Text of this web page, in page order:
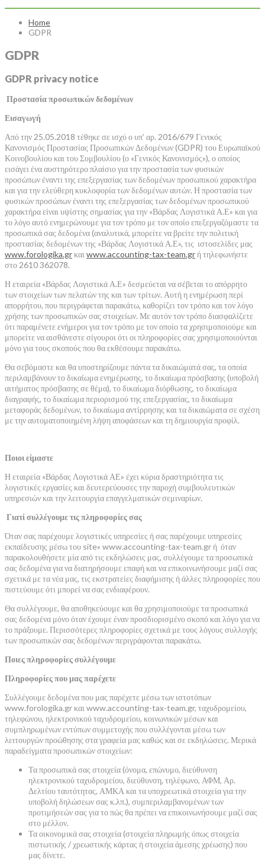
Home
GDPR
GDPR
GDPR privacy notice
Προστασία προσωπικών δεδομένων
Εισαγωγή
Από την 25.05.2018 τέθηκε σε ισχύ ο υπ’ αρ. 2016/679 Γενικός
Κανονισμός Προστασίας Προσωπικών Δεδομένων (GDPR) του Ευρωπαϊκού
Κοινοβουλίου και του Συμβουλίου (ο «Γενικός Κανονισμός»), ο οποίος
εισάγει ένα αυστηρότερο πλαίσιο για την προστασία των φυσικών
προσώπων έναντι της επεξεργασίας των δεδομένων προσωπικού χαρακτήρα
και για την ελεύθερη κυκλοφορία των δεδομένων αυτών. Η προστασία των
φυσικών προσώπων έναντι της επεξεργασίας των δεδομένων προσωπικού
χαρακτήρα είναι υψίστης σημασίας για την «Βάρδας Λογιστικά Α.Ε» και για
το λόγο αυτό ενημερώνουμε για τον τρόπο με τον οποίο επεξεργαζόμαστε τα
προσωπικά σας δεδομένα (αναλυτικά, μπορείτε να βρείτε την πολιτική
προστασίας δεδομένων της «Βάρδας Λογιστικά Α.Ε», τις ιστοσελίδες μας
www.forologika.grκαι www.accounting-tax-team.grή τηλεφωνήστε
στο 2610 362078.
Η εταιρεία «Βάρδας Λογιστικά Α.Ε» δεσμεύεται να σέβεται το απόρρητο
των στοιχείων των πελατών της και των τρίτων. Αυτή η ενημέρωση περί
απορρήτου, που περιγράφεται παρακάτω, καθορίζει τον τρόπο και τον λόγο
χρήσης των προσωπικών σας στοιχείων. Με αυτόν τον τρόπο διασφαλίζετε
ότι παραμένετε ενήμεροι για τον τρόπο με τον οποίο τα χρησιμοποιούμε και
μπορείτε να αισθάνεστε σίγουροι ότι οι πληροφορίες σας χρησιμοποιούνται
μόνο για τους σκοπούς που θα εκθέσουμε παρακάτω.
Θα σεβόμαστε και θα υποστηρίζουμε πάντα τα δικαιώματά σας, τα οποία
περιλαμβάνουν το δικαίωμα ενημέρωσης, το δικαίωμα πρόσβασης (υποβολή
αιτήματος πρόσβασης σε θέμα), το δικαίωμα διόρθωσης, το δικαίωμα
διαγραφής, το δικαίωμα περιορισμού της επεξεργασίας, το δικαίωμα
μεταφοράς δεδομένων, το δικαίωμα αντίρρησης και τα δικαιώματα σε σχέση
με την αυτοματοποιημένη λήψη αποφάσεων και τη δημιουργία προφίλ.
Ποιοι είμαστε
Η εταιρεία «Βάρδας Λογιστικά ΑΕ» έχει κύρια δραστηριότητα τις
λογιστικές εργασίες και δευτερεύουσες την παροχή συμβουλευτικών
υπηρεσιών και την λειτουργία επαγγελματικών σεμιναρίων.
Γιατί συλλέγουμε τις πληροφορίες σας
Όταν σας παρέχουμε λογιστικές υπηρεσίες ή σας παρέχουμε υπηρεσίες
εκπαίδευσης μέσω του site» www.accounting-tax-team.gr ή όταν
παρακολουθήσετε μία από τις εκδηλώσεις μας, συλλέγουμε τα προσωπικά
σας δεδομένα για να διατηρήσουμε επαφή και να επικοινωνήσουμε μαζί σας
σχετικά με τα νέα μας, τις εκστρατείες διαφήμισης ή άλλες πληροφορίες που
πιστεύουμε ότι μπορεί να σας ενδιαφέρουν.
Θα συλλέγουμε, θα αποθηκεύουμε και θα χρησιμοποιούμε τα προσωπικά
σας δεδομένα μόνο όταν έχουμε έναν προσδιορισμένο σκοπό και λόγο για να
το πράξουμε. Περισσότερες πληροφορίες σχετικά με τους λόγους συλλογής
των προσωπικών σας δεδομένων περιγράφονται παρακάτω.
Ποιες πληροφορίες συλλέγουμε
Πληροφορίες που μας παρέχετε
Συλλέγουμε δεδομένα που μας παρέχετε μέσω των ιστοτόπων
www.forologika.gr και www.accounting-tax-team.gr, ταχυδρομείου,
τηλεφώνου, ηλεκτρονικού ταχυδρομείου, κοινωνικών μέσων και
συμπληρωμένων εντύπων συμμετοχής που συλλέγονται μέσω των
λειτουργών προώθησης στα γραφεία μας καθώς και σε εκδηλώσεις. Μερικά
παραδείγματα προσωπικών στοιχείων:
Τα προσωπικά σας στοιχεία (όνομα, επώνυμο, διεύθυνση
ηλεκτρονικού ταχυδρομείου, διεύθυνση, τηλέφωνο, ΑΦΜ, Αρ.
Δελτίου ταυτότητας, ΑΜΚΑ και τα υποχρεωτικά στοιχεία για την
υποβολή δηλώσεων σας κ.λπ.), συμπεριλαμβανομένων των
προτιμήσεών σας για το πώς θα πρέπει να επικοινωνήσουμε μαζί σας
στο μέλλον.
Τα οικονομικά σας στοιχεία (στοιχεία πληρωμής όπως στοιχεία
πιστωτικής / χρεωστικής κάρτας ή στοιχεία άμεσης χρέωσης) που
μας δίνετε.